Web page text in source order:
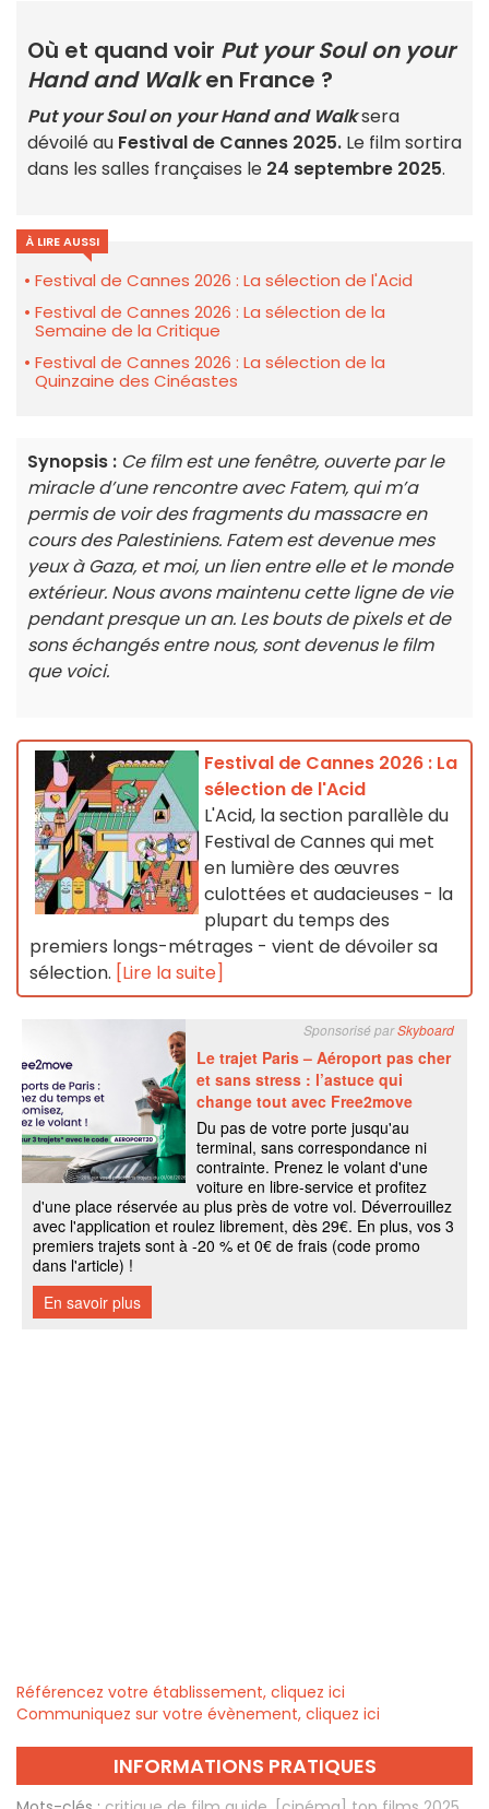
Où et quand voir Put your Soul on your
Hand and Walken France ?
Put your Soul on your Hand and Walksera
dévoilé au Festival de Cannes 2025. Le film sortira
dans les salles françaises le 24 septembre 2025.
À LIRE AUSSI
Festival de Cannes 2026 : La sélection de l'Acid
Festival de Cannes 2026 : La sélection de la
Semaine de la Critique
Festival de Cannes 2026 : La sélection de la
Quinzaine des Cinéastes
Synopsis : Ce film est une fenêtre, ouverte par le
miracle d’une rencontre avec Fatem, qui m’a
permis de voir des fragments du massacre en
cours des Palestiniens. Fatem est devenue mes
yeux à Gaza, et moi, un lien entre elle et le monde
extérieur. Nous avons maintenu cette ligne de vie
pendant presque un an. Les bouts de pixels et de
sons échangés entre nous, sont devenus le film
que voici.
Festival de Cannes 2026 : La
sélection de l'Acid
L'Acid, la section parallèle du
Festival de Cannes qui met
en lumière des œuvres
culottées et audacieuses - la
plupart du temps des
premiers longs-métrages - vient de dévoiler sa
sélection. [Lire la suite]
Référencez votre établissement, cliquez ici
Communiquez sur votre évènement, cliquez ici
INFORMATIONS PRATIQUES